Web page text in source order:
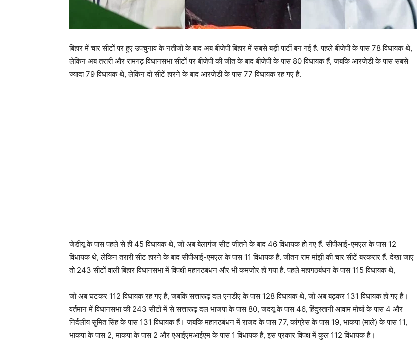
बिहार में चार सीटों पर हुए उपचुनाव के नतीजों के बाद अब बीजेपी बिहार में सबसे बड़ी पार्टी बन गई है. पहले बीजेपी के पास 78 विधायक थे,
लेकिन अब तरारी और रामगढ़ विधानसभा सीटों पर बीजेपी की जीत के बाद बीजेपी के पास 80 विधायक हैं, जबकि आरजेडी के पास सबसे
ज्यादा 79 विधायक थे, लेकिन दो सीटें हारने के बाद आरजेडी के पास 77 विधायक रह गए हैं.
जेडीयू के पास पहले से ही 45 विधायक थे, जो अब बेलागंज सीट जीतने के बाद 46 विधायक हो गए हैं. सीपीआई-एमएल के पास 12
विधायक थे, लेकिन तरारी सीट हारने के बाद सीपीआई-एमएल के पास 11 विधायक हैं. जीतन राम मांझी की चार सीटें बरकरार हैं. देखा जाए
तो 243 सीटों वाली बिहार विधानसभा में विपक्षी महागठबंधन और भी कमजोर हो गया है. पहले महागठबंधन के पास 115 विधायक थे,
जो अब घटकर 112 विधायक रह गए हैं, जबकि सत्तारूढ़ दल एनडीए के पास 128 विधायक थे, जो अब बढ़कर 131 विधायक हो गए हैं।
वर्तमान में विधानसभा की 243 सीटों में से सत्तारूढ़ दल भाजपा के पास 80, जदयू के पास 46, हिंदुस्तानी आवाम मोर्चा के पास 4 और
निर्दलीय सुमित सिंह के पास 131 विधायक हैं। जबकि महागठबंधन में राजद के पास 77, कांग्रेस के पास 19, भाकपा (माले) के पास 11,
भाकपा के पास 2, माकपा के पास 2 और एआईएमआईएम के पास 1 विधायक हैं, इस प्रकार विपक्ष में कुल 112 विधायक हैं।